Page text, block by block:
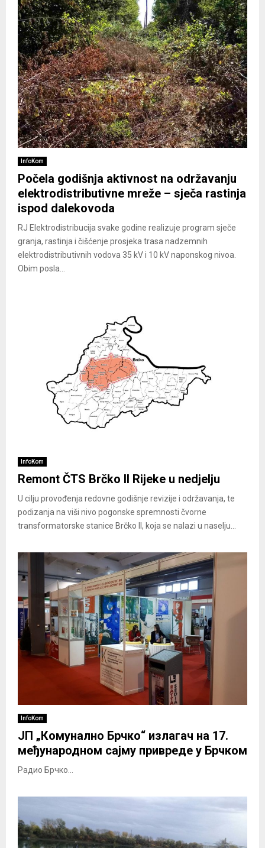
InfoKom
Počela godišnja aktivnost na održavanju
elektrodistributivne mreže – sječa rastinja
ispod dalekovoda
RJ Elektrodistribucija svake godine realizuje program sječe
granja, rastinja i čišćenje prosjeka trasa nadzemnih
elektrodistributivnih vodova 35 kV i 10 kV naponskog nivoa.
Obim posla...
InfoKom
Remont ČTS Brčko II Rijeke u nedjelju
U cilju provođenja redovne godišnje revizije i održavanja, te
podizanja na viši nivo pogonske spremnosti čvorne
transformatorske stanice Brčko II, koja se nalazi u naselju...
InfoKom
ЈП „Комунално Брчко“ излагач на 17.
међународном сајму привреде у Брчком
Радио Брчко...